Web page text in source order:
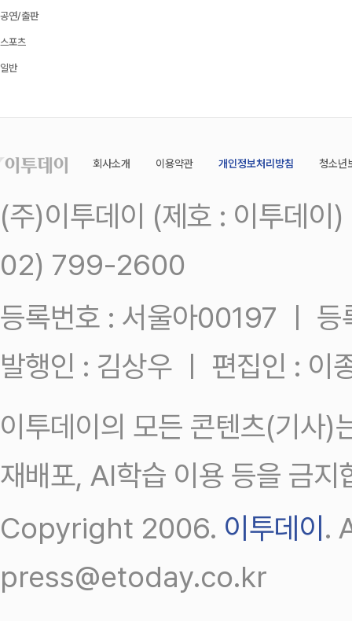
공연/출판
스포츠
일반
회사소개 이용약관 개인정보처리방침 청소년
(주)이투데이 (제호 : 이투데
02) 799-2600
등록번호 : 서울아00197 ㅣ
발행인 : 김상우 ㅣ 편집인 : 이
이투데이의 모든 콘텐츠(기사)
재배포, AI학습 이용 등을 금지
Copyright 2006. 이투데이.
press@etoday.co.kr